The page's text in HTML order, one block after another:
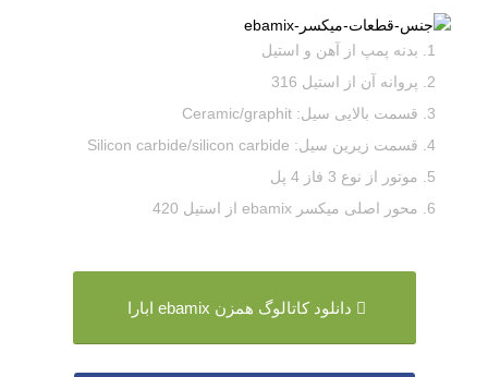
بدنه پمپ از آهن و استیل
پروانه آن از استیل 316
قسمت بالایی سیل: Ceramic/graphit
قسمت زیرین سیل: Silicon carbide/silicon carbide
موتور از نوع 3 فاز 4 پل
محور اصلی میکسر ebamix از استیل 420
دانلود کاتالوگ همزن ebamix ابارا